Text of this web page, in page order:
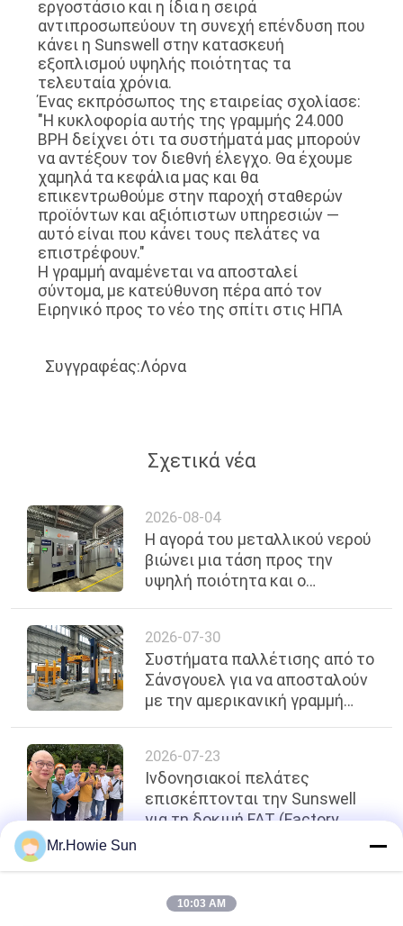
εργοστάσιο και η ίδια η σειρά
αντιπροσωπεύουν τη συνεχή επένδυση που
κάνει η Sunswell στην κατασκευή
εξοπλισμού υψηλής ποιότητας τα
τελευταία χρόνια.
Ένας εκπρόσωπος της εταιρείας σχολίασε:
"Η κυκλοφορία αυτής της γραμμής 24.000
BPH δείχνει ότι τα συστήματά μας μπορούν
να αντέξουν τον διεθνή έλεγχο. Θα έχουμε
χαμηλά τα κεφάλια μας και θα
επικεντρωθούμε στην παροχή σταθερών
προϊόντων και αξιόπιστων υπηρεσιών —
αυτό είναι που κάνει τους πελάτες να
επιστρέφουν."
Η γραμμή αναμένεται να αποσταλεί
σύντομα, με κατεύθυνση πέρα ​​από τον
Ειρηνικό προς το νέο της σπίτι στις ΗΠΑ
Συγγραφέας:Λόρνα
Σχετικά νέα
2026-08-04
Η αγορά του μεταλλικού νερού
βιώνει μια τάση προς την
υψηλή ποιότητα και ο
2026-07-30
Συστήματα παλλέτισης από το
Σάνσγουελ για να αποσταλούν
με την αμερικανική γραμμή
2026-07-23
Ινδονησιακοί πελάτες
επισκέπτονται την Sunswell
για τη δοκιμή FAT (Factory
κορυφή
Mr.Howie Sun
10:03 AM